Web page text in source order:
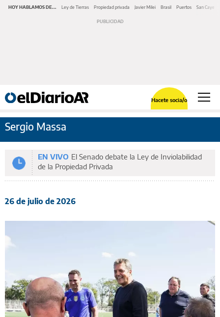
HOY HABLAMOS DE... Ley de Tierras Propiedad privada Javier Milei Brasil Puertos San
Hacete socia/o
Sergio Massa
EN VIVO El Senado debate la Ley de Inviolabilidad
de la Propiedad Privada
26 de julio de 2026